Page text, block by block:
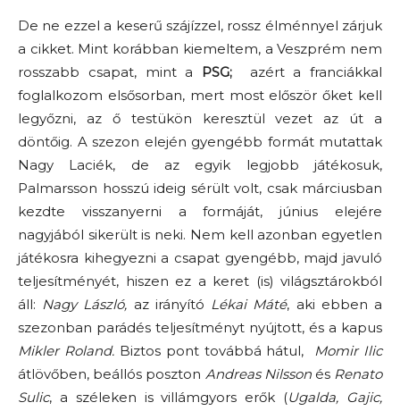
De ne ezzel a keserű szájízzel, rossz élménnyel zárjuk
a cikket. Mint korábban kiemeltem, a Veszprém nem
rosszabb csapat, mint a PSG; azért a franciákkal
foglalkozom elsősorban, mert most először őket kell
legyőzni, az ő testükön keresztül vezet az út a
döntőig. A szezon elején gyengébb formát mutattak
Nagy Laciék, de az egyik legjobb játékosuk,
Palmarsson hosszú ideig sérült volt, csak márciusban
kezdte visszanyerni a formáját, június elejére
nagyjából sikerült is neki. Nem kell azonban egyetlen
játékosra kihegyezni a csapat gyengébb, majd javuló
teljesítményét, hiszen ez a keret (is) világsztárokból
áll: Nagy László, az irányító Lékai Máté, aki ebben a
szezonban parádés teljesítményt nyújtott, és a kapus
Mikler Roland.Biztos pont továbbá hátul, Momir Ilic
átlövőben, beállós poszton Andreas Nilssonés Renato
Sulic, a széleken is villámgyors erők (Ugalda, Gajic,